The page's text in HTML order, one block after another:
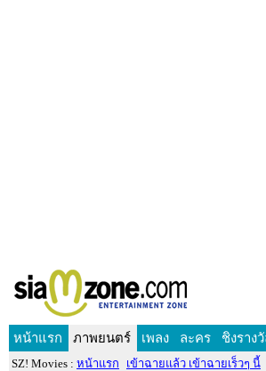
หน้าแรก ภาพยนตร์ เพลง ละคร ชิงราง
SZ! Movies : หน้าแรก เข้าฉายแล้ว เข้าฉายเร็วๆ นี้